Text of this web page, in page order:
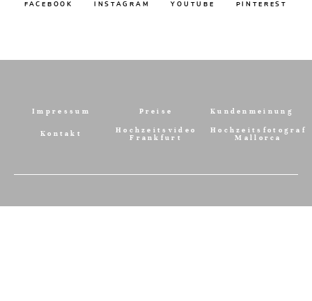
FACEBOOK
INSTAGRAM YOUTUBE PINTEREST
Impressum Preise Kundenmeinung
Kontakt
Hochzeitsvideo
Frankfurt
Hochzeitsfotograf
Mallorca